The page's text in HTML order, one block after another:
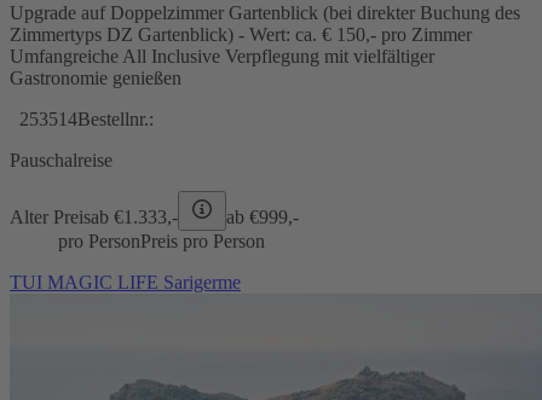
Upgrade auf Doppelzimmer Gartenblick (bei direkter Buchung des
Zimmertyps DZ Gartenblick) - Wert: ca. € 150,- pro Zimmer
Umfangreiche All Inclusive Verpflegung mit vielfältiger
Gastronomie genießen
253514Bestellnr.:
Pauschalreise
Alter Preisab €1.333,- ab €999,-
pro PersonPreis pro Person
TUI MAGIC LIFE Sarigerme